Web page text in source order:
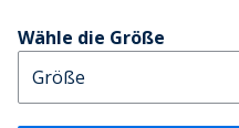
Wähle die Größe